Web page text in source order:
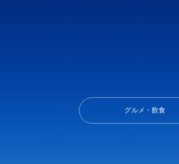
グルメ・飲食